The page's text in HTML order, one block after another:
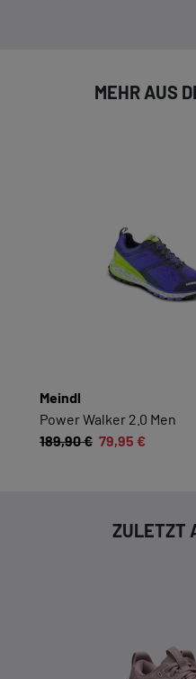
Alle akzeptieren
Essenzielle Cookies
Funktionen und sind
Funktion dieses
Cookie-
Sie möglichst
Cookie-
Inhalte von externen
MEHR AUS
Meindl
Power Walker 2.0 Men
189,90 € 79,95 €
ZULETZT